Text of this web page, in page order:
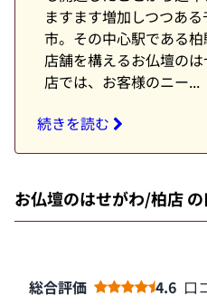
ますます増加しつつあ
市。その中心駅である
店舗を構えるお仏壇の
店では、お客様のニー...
続きを読む
お仏壇のはせがわ/柏店 の
総合評価 4.6 口